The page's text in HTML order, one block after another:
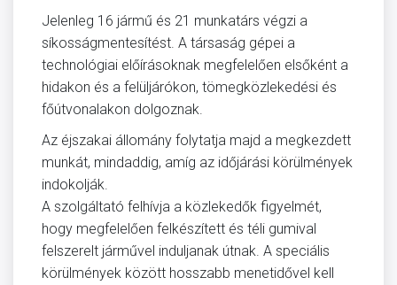
Jelenleg 16 jármű és 21 munkatárs végzi a
síkosságmentesítést. A társaság gépei a
technológiai előírásoknak megfelelően elsőként a
hidakon és a felüljárókon, tömegközlekedési és
főútvonalakon dolgoznak.
Az éjszakai állomány folytatja majd a megkezdett
munkát, mindaddig, amíg az időjárási körülmények
indokolják.
A szolgáltató felhívja a közlekedők figyelmét,
hogy megfelelően felkészített és téli gumival
felszerelt járművel induljanak útnak. A speciális
körülmények között hosszabb menetidővel kell